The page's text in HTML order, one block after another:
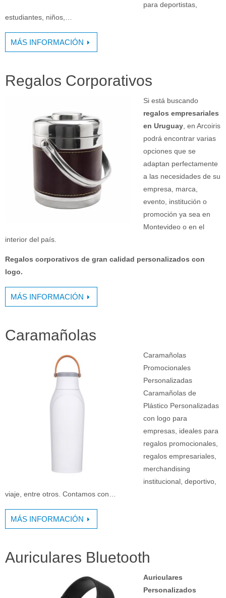
para deportistas,
estudiantes, niños,…
MÁS INFORMACIÓN
Regalos Corporativos
Si está buscando
regalos empresariales
en Uruguay , en Arcoiris
podrá encontrar varias
opciones que se
adaptan perfectamente
a las necesidades de su
empresa, marca,
evento, institución o
promoción ya sea en
Montevideo o en el
interior del país.
Regalos corporativos de gran calidad personalizados con
logo.
MÁS INFORMACIÓN
Caramañolas
Caramañolas
Promocionales
Personalizadas
Caramañolas de
Plástico Personalizadas
con logo para
empresas, ideales para
regalos promocionales,
regalos empresariales,
merchandising
institucional, deportivo,
viaje, entre otros. Contamos con…
MÁS INFORMACIÓN
Auriculares Bluetooth
Auriculares
Personalizados